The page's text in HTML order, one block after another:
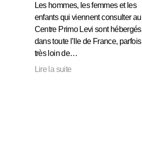
Les hommes, les femmes et les
enfants qui viennent consulter au
Centre Primo Levi sont hébergés
dans toute l’Ile de France, parfois
très loin de…
Lire la suite